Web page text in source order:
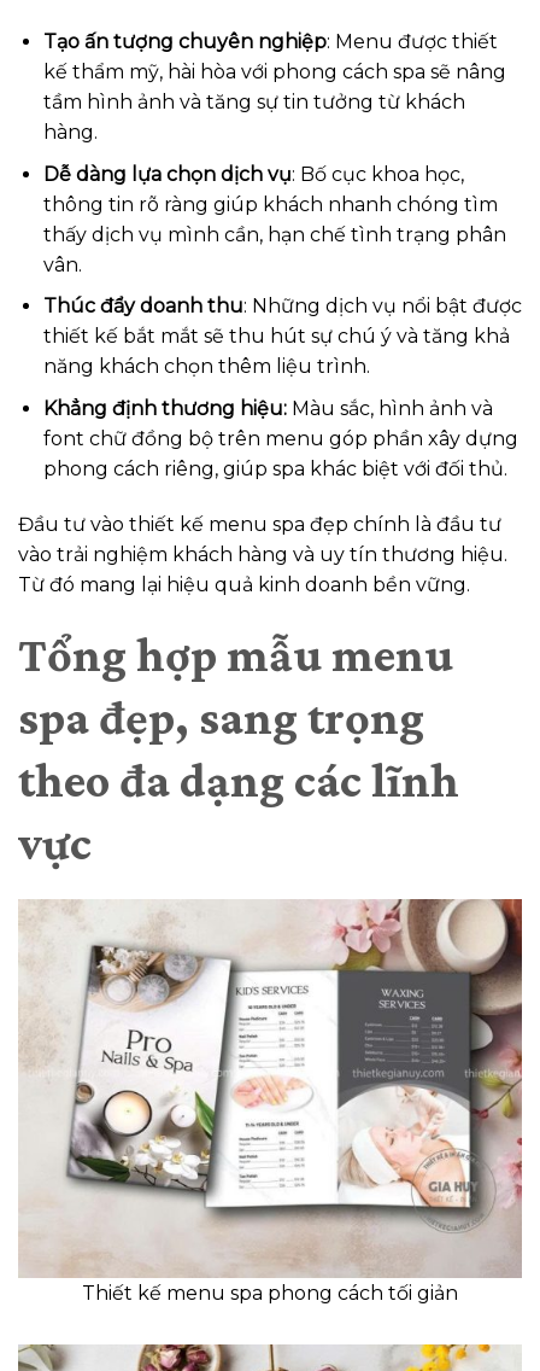
Tạo ấn tượng chuyên nghiệp: Menu được thiết
kế thẩm mỹ, hài hòa với phong cách spa sẽ nâng
tầm hình ảnh và tăng sự tin tưởng từ khách
hàng.
Dễ dàng lựa chọn dịch vụ: Bố cục khoa học,
thông tin rõ ràng giúp khách nhanh chóng tìm
thấy dịch vụ mình cần, hạn chế tình trạng phân
vân.
Thúc đẩy doanh thu: Những dịch vụ nổi bật được
thiết kế bắt mắt sẽ thu hút sự chú ý và tăng khả
năng khách chọn thêm liệu trình.
Khẳng định thương hiệu:Màu sắc, hình ảnh và
font chữ đồng bộ trên menu góp phần xây dựng
phong cách riêng, giúp spa khác biệt với đối thủ.
Đầu tư vào thiết kế menu spa đẹp chính là đầu tư
vào trải nghiệm khách hàng và uy tín thương hiệu.
Từ đó mang lại hiệu quả kinh doanh bền vững.
Tổng hợp mẫu menu
spa đẹp, sang trọng
theo đa dạng các lĩnh
vực
Thiết kế menu spa phong cách tối giản